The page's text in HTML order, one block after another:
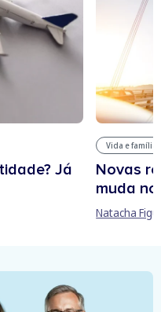
Já
Vida e família
Novas
muda
Natacha